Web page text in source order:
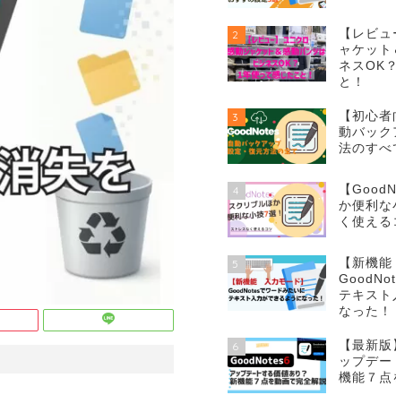
2
【レビ
ャケッ
ネスOK
と！
3
【初心
動バック
法のすべ
4
【
か便利な
く使える
5
【新機
テキスト
なった！
6
【最新
ップデ
機能７点